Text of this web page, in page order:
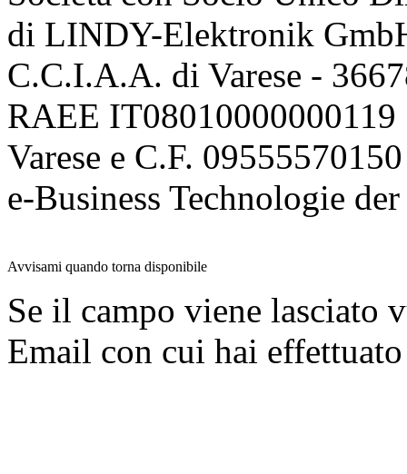
di LINDY-Elektronik
C.C.I.A.A. di Varese -
RAEE
Varese e C.F. 09555570150
e-Business Technologie
Avvisami quando torna disponibile
Se il campo viene lasciato
Email con cui hai